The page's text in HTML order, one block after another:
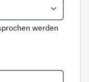
werden